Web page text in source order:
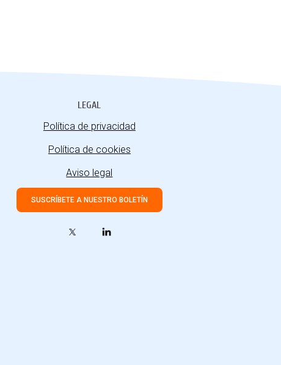
LEGAL
Política de privacidad
Política de cookies
Aviso legal
SUSCRÍBETE A NUESTRO BOLETÍN